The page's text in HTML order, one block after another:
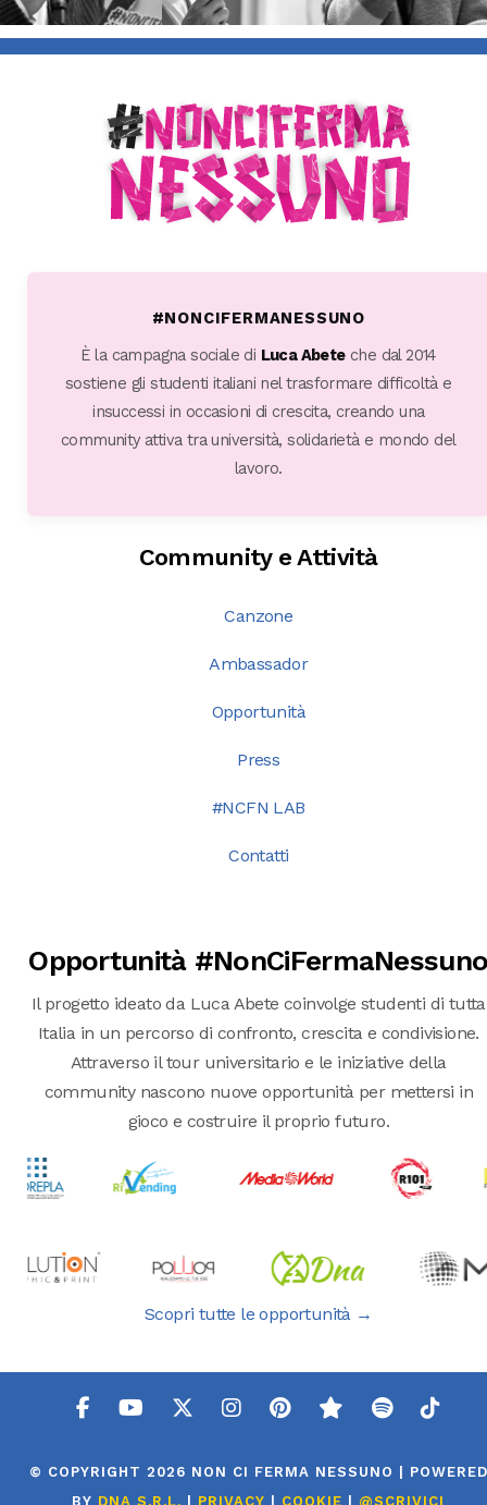
#NONCIFERMANESSUNO
È la campagna sociale di Luca Abeteche dal 2014
sostiene gli studenti italiani nel trasformare difficoltà e
insuccessi in occasioni di crescita, creando una
community attiva tra università, solidarietà e mondo del
lavoro.
Community e Attività
Canzone
Ambassador
Opportunità
Press
#NCFN LAB
Contatti
Opportunità
Il progetto ideato da Luca Abete coinvolge studenti di tutta
Italia in un percorso di confronto, crescita e condivisione.
Attraverso il tour universitario e le iniziative della
community nascono nuove opportunità per mettersi in
gioco e costruire il proprio futuro.
Scopri tutte le opportunità →
© COPYRIGHT 2026 NON CI FERMA NESSUNO | POWERED
BY DNA S.R.L. PRIVACY COOKIE @SCRIVICI